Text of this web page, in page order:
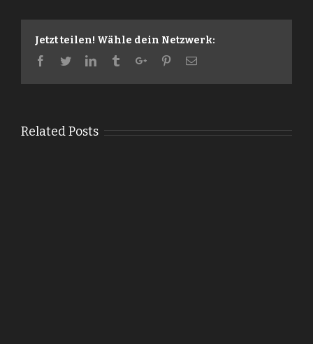
Jetzt teilen! Wähle dein Netzwerk:
Facebook
TwitterLinkedinTumblrGoogle+PinterestEmail
Related Posts